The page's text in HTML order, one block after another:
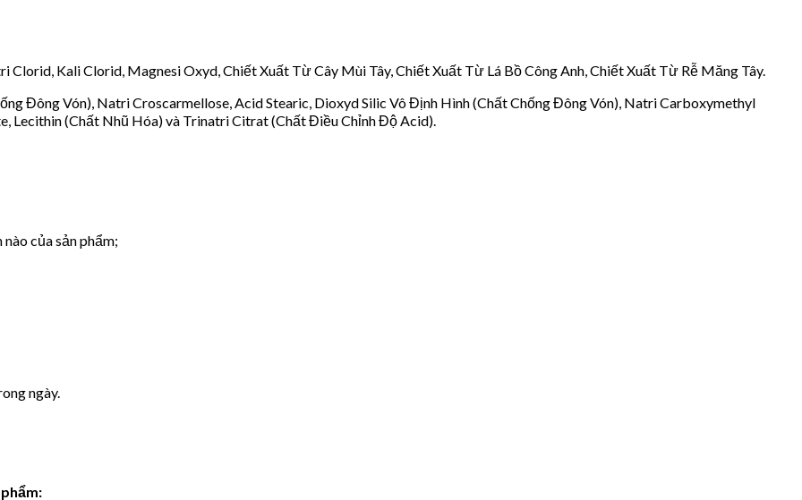
Clorid, Kali Clorid, Magnesi Oxyd, Chiết Xuất Từ Cây Mùi Tây, Chiết Xuất Từ Lá Bồ Công Anh, Chiết Xuất Từ Rễ Măng Tây.
Đông Vón), Natri Croscarmellose, Acid Stearic, Dioxyd Silic Vô Định Hình (Chất Chống Đông Vón), Natri Carboxymethyl
Lecithin (Chất Nhũ Hóa) và Trinatri Citrat (Chất Điều Chỉnh Độ Acid).
của sản phẩm;
ngày.